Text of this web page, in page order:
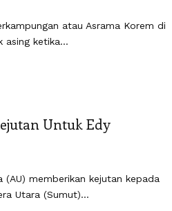
atau Asrama Korem di
asing ketika...
Untuk Edy
(AU) memberikan kejutan kepada
Utara (Sumut)...